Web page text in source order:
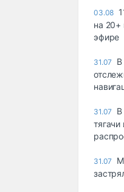
03.08
на
эфире
31.07
В
31.07
В
31.07